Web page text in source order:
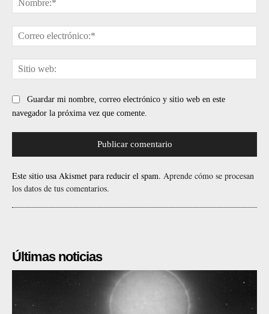
Guardar mi nombre, correo electrónico y sitio web en este
navegador la próxima vez que comente.
Este sitio usa Akismet para reducir el spam. Aprende cómo se procesan
los datos de tus comentarios.
Últimas noticias